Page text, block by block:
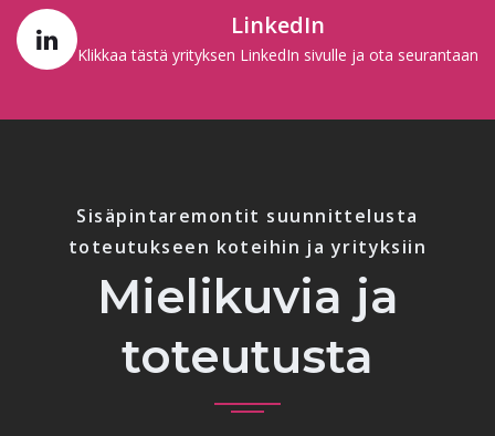
LinkedIn
Klikkaa tästä yrityksen LinkedIn sivulle ja ota seurantaan
Sisäpintaremontit suunnittelusta
toteutukseen koteihin ja yrityksiin
Mielikuvia ja
toteutusta